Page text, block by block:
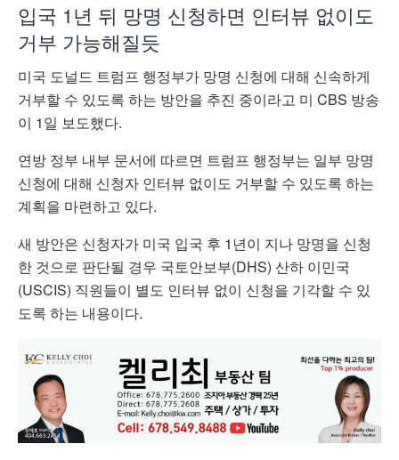
입국 1년 뒤 망명 신청하면 인터뷰 없이도
거부 가능해질듯
미국 도널드 트럼프 행정부가 망명 신청에 대해 신속하게
거부할 수 있도록 하는 방안을 추진 중이라고 미 CBS 방송
이 1일 보도했다.
연방 정부 내부 문서에 따르면 트럼프 행정부는 일부 망명
신청에 대해 신청자 인터뷰 없이도 거부할 수 있도록 하는
계획을 마련하고 있다.
새 방안은 신청자가 미국 입국 후 1년이 지나 망명을 신청
한 것으로 판단될 경우 국토안보부(DHS) 산하 이민국
(USCIS) 직원들이 별도 인터뷰 없이 신청을 기각할 수 있
도록 하는 내용이다.